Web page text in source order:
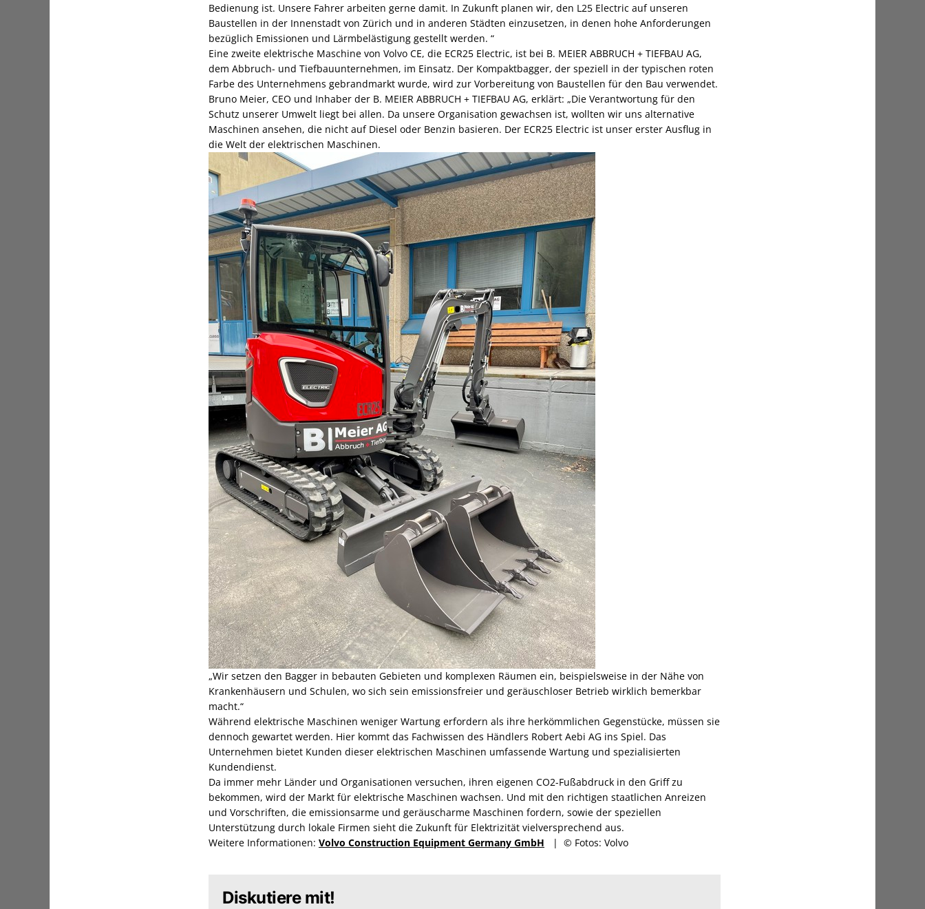
Bedienung ist. Unsere Fahrer arbeiten gerne damit. In Zukunft planen wir, den L25 Electric auf unseren
Baustellen in der Innenstadt von Zürich und in anderen Städten einzusetzen, in denen hohe Anforderungen
bezüglich Emissionen und Lärmbelästigung gestellt werden. “
Eine zweite elektrische Maschine von Volvo CE, die ECR25 Electric, ist bei B. MEIER ABBRUCH + TIEFBAU AG,
dem Abbruch- und Tiefbauunternehmen, im Einsatz. Der Kompaktbagger, der speziell in der typischen roten
Farbe des Unternehmens gebrandmarkt wurde, wird zur Vorbereitung von Baustellen für den Bau verwendet.
Bruno Meier, CEO und Inhaber der B. MEIER ABBRUCH + TIEFBAU AG, erklärt: „Die Verantwortung für den
Schutz unserer Umwelt liegt bei allen. Da unsere Organisation gewachsen ist, wollten wir uns alternative
Maschinen ansehen, die nicht auf Diesel oder Benzin basieren. Der ECR25 Electric ist unser erster Ausflug in
die Welt der elektrischen Maschinen.
„Wir setzen den Bagger in bebauten Gebieten und komplexen Räumen ein, beispielsweise in der Nähe von
Krankenhäusern und Schulen, wo sich sein emissionsfreier und geräuschloser Betrieb wirklich bemerkbar
macht.“
Während elektrische Maschinen weniger Wartung erfordern als ihre herkömmlichen Gegenstücke, müssen sie
dennoch gewartet werden. Hier kommt das Fachwissen des Händlers Robert Aebi AG ins Spiel. Das
Unternehmen bietet Kunden dieser elektrischen Maschinen umfassende Wartung und spezialisierten
Kundendienst.
Da immer mehr Länder und Organisationen versuchen, ihren eigenen CO2-Fußabdruck in den Griff zu
bekommen, wird der Markt für elektrische Maschinen wachsen. Und mit den richtigen staatlichen Anreizen
und Vorschriften, die emissionsarme und geräuscharme Maschinen fordern, sowie der speziellen
Unterstützung durch lokale Firmen sieht die Zukunft für Elektrizität vielversprechend aus.
Weitere Informationen: Volvo Construction Equipment Germany GmbH | © Fotos: Volvo
Diskutiere mit!